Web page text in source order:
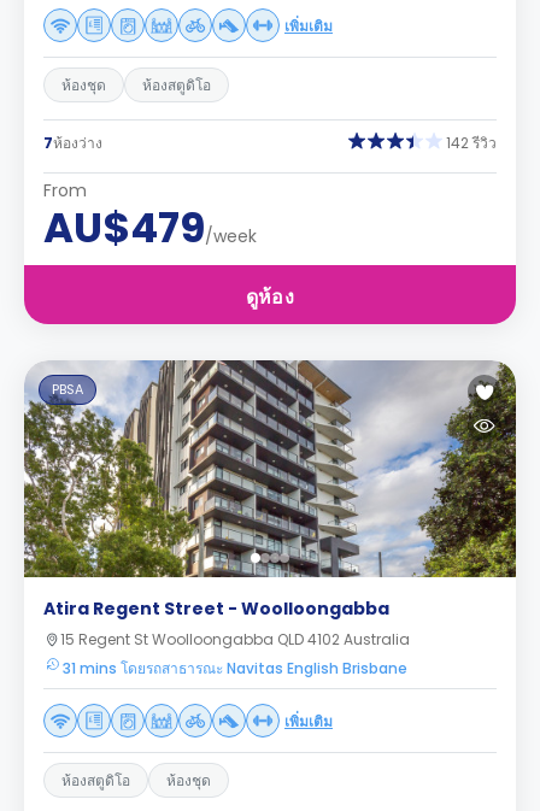
เพิ่มเติม
ห้องชุด ห้องสตูดิโอ
7ห้องว่าง 142 รีวิว
From
AU$479/week
ดูห้อง
PBSA
Atira Regent Street - Woolloongabba
15 Regent St Woolloongabba QLD 4102 Australia
31 mins โดยรถสาธารณะ Navitas English Brisbane
เพิ่มเติม
ห้องสตูดิโอ ห้องชุด